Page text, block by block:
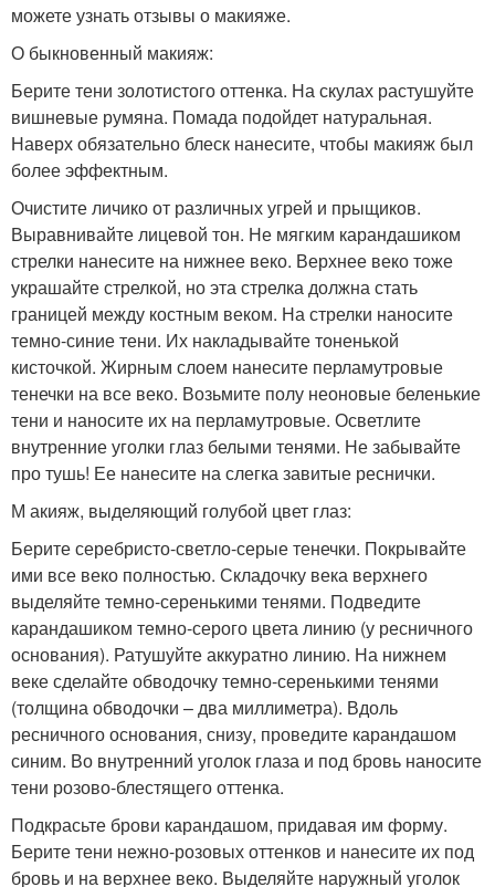
можете узнать отзывы о макияже.
О быкновенный макияж:
Берите тени золотистого оттенка. На скулах растушуйте
вишневые румяна. Помада подойдет натуральная.
Наверх обязательно блеск нанесите, чтобы макияж был
более эффектным.
Очистите личико от различных угрей и прыщиков.
Выравнивайте лицевой тон. Не мягким карандашиком
стрелки нанесите на нижнее веко. Верхнее веко тоже
украшайте стрелкой, но эта стрелка должна стать
границей между костным веком. На стрелки наносите
темно-синие тени. Их накладывайте тоненькой
кисточкой. Жирным слоем нанесите перламутровые
тенечки на все веко. Возьмите полу неоновые беленькие
тени и наносите их на перламутровые. Осветлите
внутренние уголки глаз белыми тенями. Не забывайте
про тушь! Ее нанесите на слегка завитые реснички.
М акияж, выделяющий голубой цвет глаз:
Берите серебристо-светло-серые тенечки. Покрывайте
ими все веко полностью. Складочку века верхнего
выделяйте темно-серенькими тенями. Подведите
карандашиком темно-серого цвета линию (у ресничного
основания). Ратушуйте аккуратно линию. На нижнем
веке сделайте обводочку темно-серенькими тенями
(толщина обводочки – два миллиметра). Вдоль
ресничного основания, снизу, проведите карандашом
синим. Во внутренний уголок глаза и под бровь наносите
тени розово-блестящего оттенка.
Подкрасьте брови карандашом, придавая им форму.
Берите тени нежно-розовых оттенков и нанесите их под
бровь и на верхнее веко. Выделяйте наружный уголок